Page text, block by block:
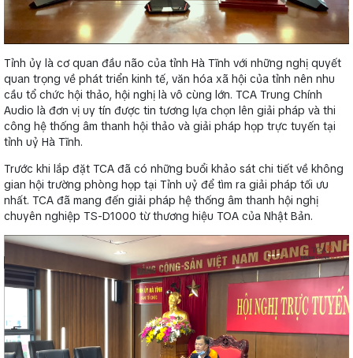
Tỉnh ủy là cơ quan đầu não của tỉnh Hà Tĩnh với những nghị quyết
quan trọng về phát triển kinh tế, văn hóa xã hội của tỉnh nên nhu
cầu tổ chức hội thảo, hội nghị là vô cùng lớn. TCA Trung Chính
Audio là đơn vị uy tín được tin tương lựa chọn lên giải pháp và thi
công hệ thống âm thanh hội thảo và giải pháp họp trực tuyến tại
tỉnh uỷ Hà Tĩnh.
Trước khi lắp đặt TCA đã có những buổi khảo sát chi tiết về không
gian hội trường phòng họp tại Tỉnh uỷ để tìm ra giải pháp tối ưu
nhất. TCA đã mang đến giải pháp hệ thống âm thanh hội nghị
chuyên nghiệp TS-D1000 từ thương hiệu TOA của Nhật Bản.